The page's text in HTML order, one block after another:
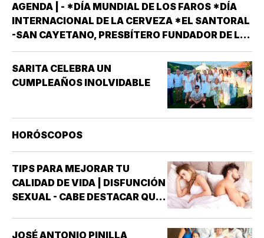
AGENDA | - *DÍA MUNDIAL DE LOS FAROS *DÍA
INTERNACIONAL DE LA CERVEZA *EL SANTORAL
-SAN CAYETANO, PRESBÍTERO FUNDADOR DE LA
ORDEN DE LOS TEATINOS. SANTOS Y MÁRTIRES
SIXTO II PAPA MÁRTIR Y SUS DISCÍPULOS
FELICÍSIMO Y AGAPITO. SAN MIGUEL DE LA
SARITA CELEBRA UN
CUMPLEAÑOS INOLVIDABLE
HORÓSCOPOS
TIPS PARA MEJORAR TU
CALIDAD DE VIDA | DISFUNCIÓN
SEXUAL - CABE DESTACAR QUE
JOSÉ ANTONIO PINILLA